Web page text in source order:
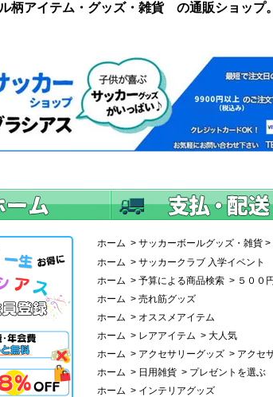
柄アイテム・グッズ・雑貨 の通販ショッ
ホーム > サッカーボールグッズ・雑貨 >
ホーム > サッカークラブ 入学イベント
ホーム > 予算による商品検索 > ５００
ホーム > 売れ筋グッズ
ホーム > オススメアイテム
ホーム > レアアイテム > 大人気
ホーム > アクセサリーグッズ > アクセ
ホーム > 日用雑貨 > プレゼントを選ぶ
ホーム > インテリアグッズ